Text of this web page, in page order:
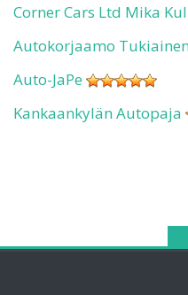
Corner Cars Ltd Mika
Autokorjaamo
Auto-JaPe
Kankaankylän Autopaja